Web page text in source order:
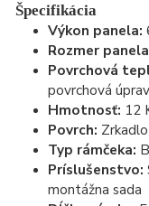
Špecifikácia
Výkon panela:
Rozmer
Povrchová
povrchová
Hmotnosť: 12
Povrch:
Typ rámčeka:
Príslušenstvo:
montážna sada